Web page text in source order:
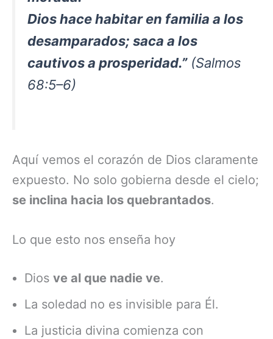
Dios hace habitar en familia a los
desamparados; saca a los
cautivos a prosperidad.”(Salmos
68:5–6)
Aquí vemos el corazón de Dios claramente
expuesto. No solo gobierna desde el cielo;
se inclina hacia los quebrantados.
Lo que esto nos enseña hoy
Dios ve al que nadie ve.
La soledad no es invisible para Él.
La justicia divina comienza con